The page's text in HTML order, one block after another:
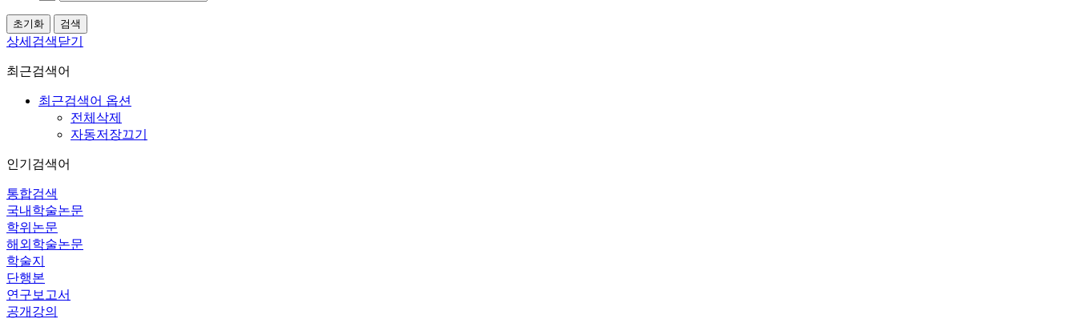
상세검색닫기
최근검색어
최근검색어 옵션
전체삭제
자동저장끄기
인기검색어
통합검색
국내학술논문
학위논문
해외학술논문
학술지
단행본
연구보고서
공개강의